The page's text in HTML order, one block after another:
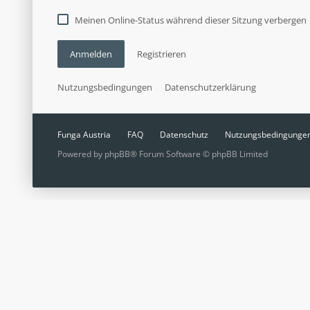
Meinen Online-Status während dieser Sitzung verbergen
Anmelden Registrieren
Nutzungsbedingungen Datenschutzerklärung
Funga Austria FAQ Datenschutz
Powered by phpBB® Forum Software © phpBB Limited